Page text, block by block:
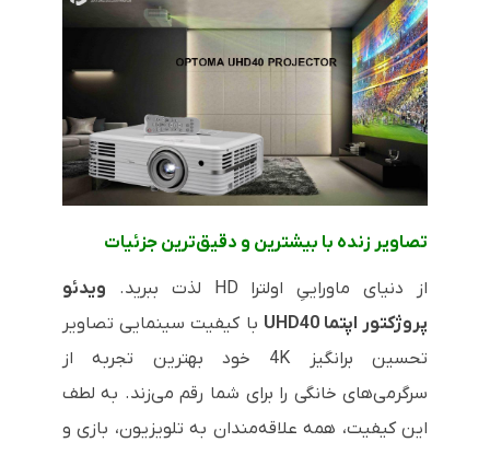
تصاویر زنده با بیشترین و دقیق‌ترین جزئیات
از دنیای ماوراییِ اولترا HD لذت ببرید. ویدئو
پروژکتور اپتماUHD40 با کیفیت سینمایی تصاویر
تحسین برانگیز 4K خود بهترین تجربه از
سرگرمی‌های خانگی را برای شما رقم می‌زند. به لطف
این کیفیت، همه علاقه‌مندان به تلویزیون، بازی و